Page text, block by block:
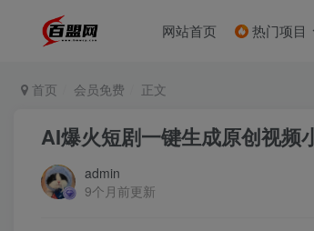
网站首页 热门项目
首页 会员免费 正文
AI爆火短剧一键生成原创视频
admin
9个月前更新